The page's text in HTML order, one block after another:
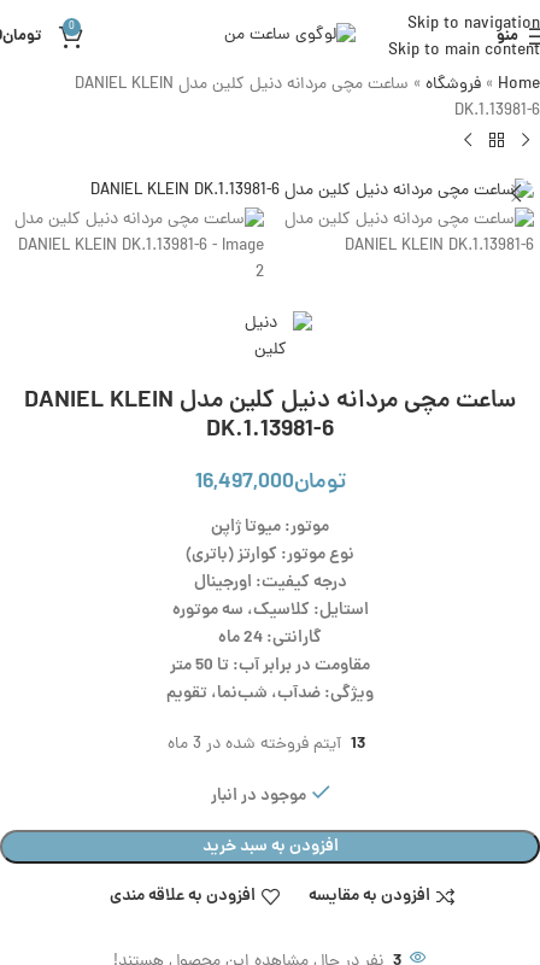
Skip to navigation
Skip to main content
منو 0 تومان
Home
» فروشگاه »
ساعت مچی مردانه دنیل کلین مدل DANIEL KLEIN
DK.1.13981-6
ساعت مچی مردانه دنیل کلین مدل DANIEL KLEIN
DK.1.13981-6
تومان16,497,000
موتور: میوتا ژاپن
نوع موتور: کوارتز (باتری)
درجه کیفیت: اورجینال
استایل: کلاسیک، سه موتوره
گارانتی: 24 ماه
مقاومت در برابر آب: تا 50 متر
ویژگی: ضدآب، شب‌نما، تقویم
13 آیتم فروخته شده در 3 ماه
موجود در انبار
افزودن به سبد خرید
افزودن به مقایسه
افزودن به علاقه مندی